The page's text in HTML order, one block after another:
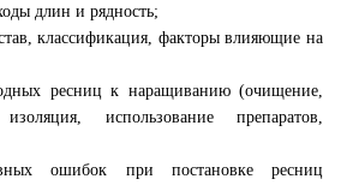
длин и рядность;
классификация, факторы влияющие на
ресниц к наращиванию (очищение,
использование препаратов,
ошибок при постановке ресниц